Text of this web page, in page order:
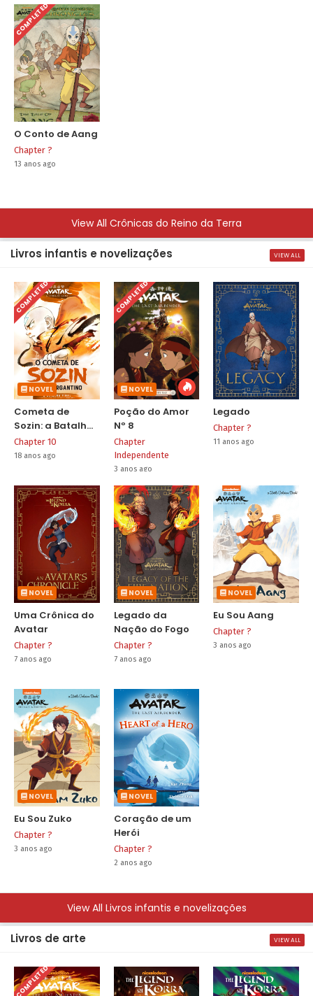
COMPLETED
O Conto de Aang
Chapter ?
13 anos ago
View All Crônicas do Reino da Terra
Livros infantis e novelizações VIEW ALL
COMPLETED
NOVEL
Cometa de
Sozin: a Batalha
Final
Chapter 10
18 anos ago
COMPLETED
NOVEL
Poção do Amor
Nº 8
Chapter
Independente
3 anos ago
Legado
Chapter ?
11 anos ago
NOVEL
Uma Crônica do
Avatar
Chapter ?
7 anos ago
NOVEL
Legado da
Nação do Fogo
Chapter ?
7 anos ago
NOVEL
Eu Sou Aang
Chapter ?
3 anos ago
NOVEL
Eu Sou Zuko
Chapter ?
3 anos ago
NOVEL
Coração de um
Herói
Chapter ?
2 anos ago
View All Livros infantis e novelizações
Livros de arte VIEW ALL
COMPLETED